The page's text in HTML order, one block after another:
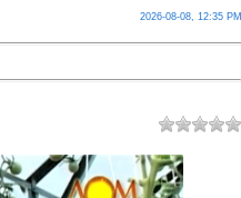
2026-08-08, 12:35 PM